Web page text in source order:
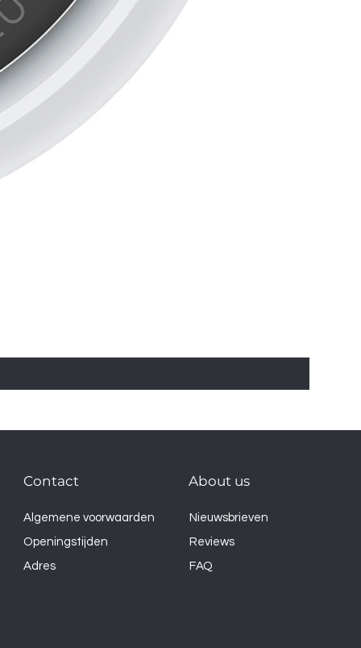
About us
Nieuwsbrieven
Reviews
FAQ
Contact
Algemene voorwaarden
Openingstijden
Adres